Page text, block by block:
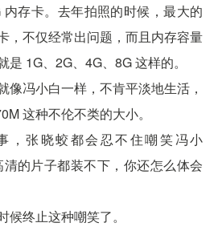
存卡。去年拍照的时候，最大的
，不仅经常出问题，而且内存容量
1G、2G、4G、8G 这样的。
像冯小白一样，不肯平淡地生活，
这种不伦不类的大小。
，张晓蛟都会忍不住嘲笑冯小
清的片子都装不下，你还怎么体会
候终止这种嘲笑了。